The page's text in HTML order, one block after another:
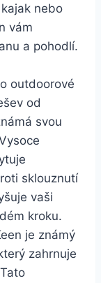
nebo
vám
a pohodlí.
‍outdoorové⁤
od⁢
svou
sklouznutí
vaši
kroku.
je ⁤známý
‌zahrnuje